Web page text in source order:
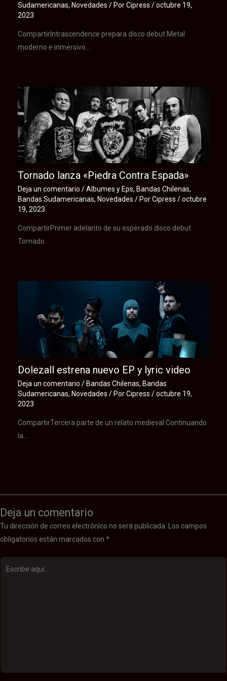
Sudamericanas, Novedades / PorCipress /octubre 19,
2023
CompartirIntrascendence prepara disco debut Metal
moderno e inmersivo…
Tornado lanza «Piedra Contra Espada»
Deja un comentario /Albumes y Eps, Bandas Chilenas,
Bandas Sudamericanas, Novedades / PorCipress /octubre
19, 2023
CompartirPrimer adelanto de su esperado disco debut
Tornado…
Dolezall estrena nuevo EP y lyric video
Deja un comentario /Bandas Chilenas, Bandas
Sudamericanas, Novedades / PorCipress /octubre 19,
2023
CompartirTercera parte de un relato medieval Continuando
la…
Deja un comentario
Tu dirección de correo electrónico no será publicada.
Los campos
obligatorios están marcados con *